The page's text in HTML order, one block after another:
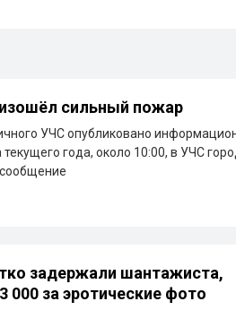
сильный пожар
УЧС опубликовано
года, около 10:00, в УЧС
задержали шантажиста,
000 за эротические фото